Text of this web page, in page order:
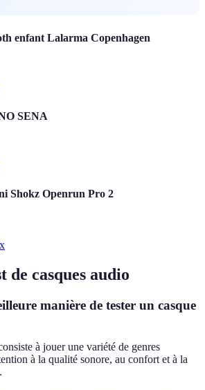
enfant Lalarma Copenhagen
SENA
Shokz Openrun Pro 2
de casques audio
manière de tester un casque
à jouer une variété de genres
à la qualité sonore, au confort et à la